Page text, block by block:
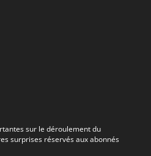
sur le déroulement du
surprises réservés aux abonnés